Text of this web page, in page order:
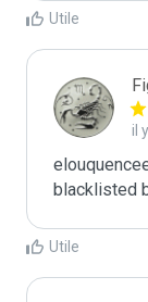
Utile
il
blacklisted
Utile